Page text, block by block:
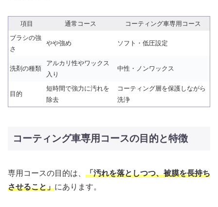
項目 通常コース
コーティング車専用コース
ブラシの強
さ
やや強め ソフト・低圧設定
洗剤の種類
アルカリ性やワックス
入り
中性・ノンワックス
目的
短時間で強力に汚れを
除去
コーティング層を保護しながら
洗浄
コーティング車専用コースの目的と特徴
専用コースの目的は、 「汚れを落としつつ、被膜を長持ち
させること」にあります。